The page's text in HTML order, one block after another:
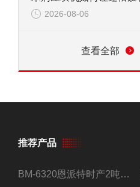
2026-08-06
查看全部
推荐产品
BM-6320恩派特时产2吨合金钢屑压饼机